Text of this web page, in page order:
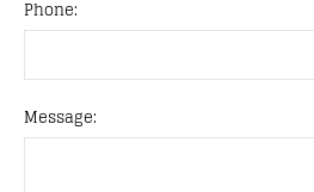
Phone:
Message: